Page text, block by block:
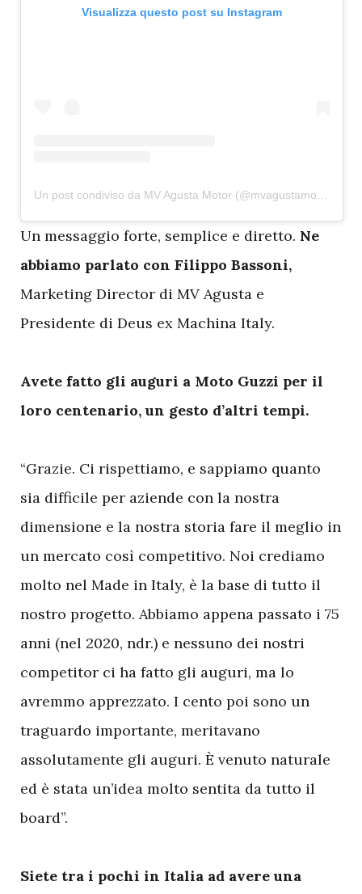
Visualizza questo post su Instagram
Un post condiviso da MV Agusta Motor (@mvagustamotor)
Un messaggio forte, semplice e diretto. Ne
abbiamo parlato con Filippo Bassoni,
Marketing Director di MV Agusta e
Presidente di Deus ex Machina Italy.
Avete fatto gli auguri a Moto Guzzi per il
loro centenario, un gesto d’altri tempi.
“Grazie. Ci rispettiamo, e sappiamo quanto
sia difficile per aziende con la nostra
dimensione e la nostra storia fare il meglio in
un mercato così competitivo. Noi crediamo
molto nel Made in Italy, è la base di tutto il
nostro progetto. Abbiamo appena passato i 75
anni (nel 2020, ndr.) e nessuno dei nostri
competitor ci ha fatto gli auguri, ma lo
avremmo apprezzato. I cento poi sono un
traguardo importante, meritavano
assolutamente gli auguri. È venuto naturale
ed è stata un’idea molto sentita da tutto il
board”.
Siete tra i pochi in Italia ad avere una